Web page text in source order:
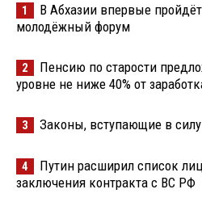
1
В Абхазии впервые
молодёжный форум
2
Пенсию по старости
уровне не ниже 40% от
3 Законы, вступающие в силу
4
Путин расширил список
заключения контракта с ВС РФ